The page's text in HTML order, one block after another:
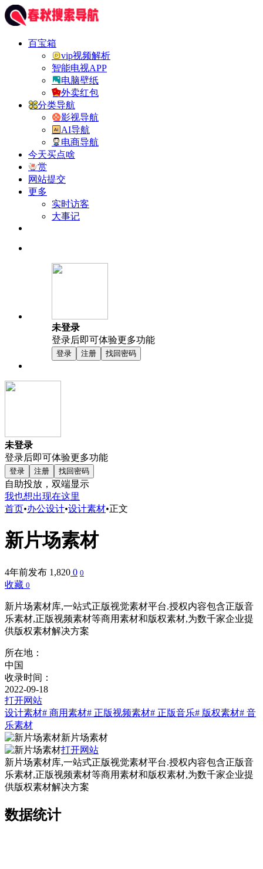
百宝箱
vip视频解析
智能电视APP
电脑壁纸
外卖红包
分类导航
影视导航
AI导航
电商导航
今天买点啥
赏
网站提交
更多
实时访客
大事记
未登录
登录后即可体验更多功能
登录 注册 找回密码
未登录
登录后即可体验更多功能
登录 注册 找回密码
自助投放，双端显示
我也想出现在这里
首页•办公设计•设计素材•正文
新片场素材
4年前发布 1,820 0 0
收藏 0
新片场素材库,一站式正版视觉素材平台.授权内容包含正版音
乐素材,正版视频素材等商用素材和版权素材,为数千家企业提
供版权素材解决方案
所在地：
中国
收录时间：
2022-09-18
打开网站
设计素材# 商用素材# 正版视频素材# 正版音乐# 版权素材# 音
乐素材
新片场素材
打开网站
新片场素材库,一站式正版视觉素材平台.授权内容包含正版音
乐素材,正版视频素材等商用素材和版权素材,为数千家企业提
供版权素材解决方案
数据统计